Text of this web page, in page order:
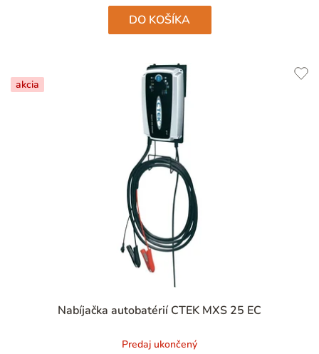
DO KOŠÍKA
akcia
Nabíjačka autobatérií CTEK MXS 25 EC
Predaj ukončený